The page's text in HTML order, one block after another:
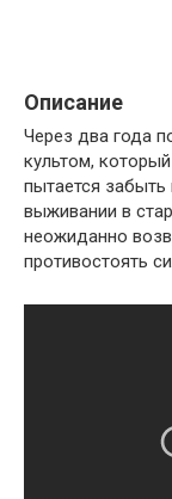
Описание
Через два года
культом,
пытается
выживании в
неожиданно
противостоять